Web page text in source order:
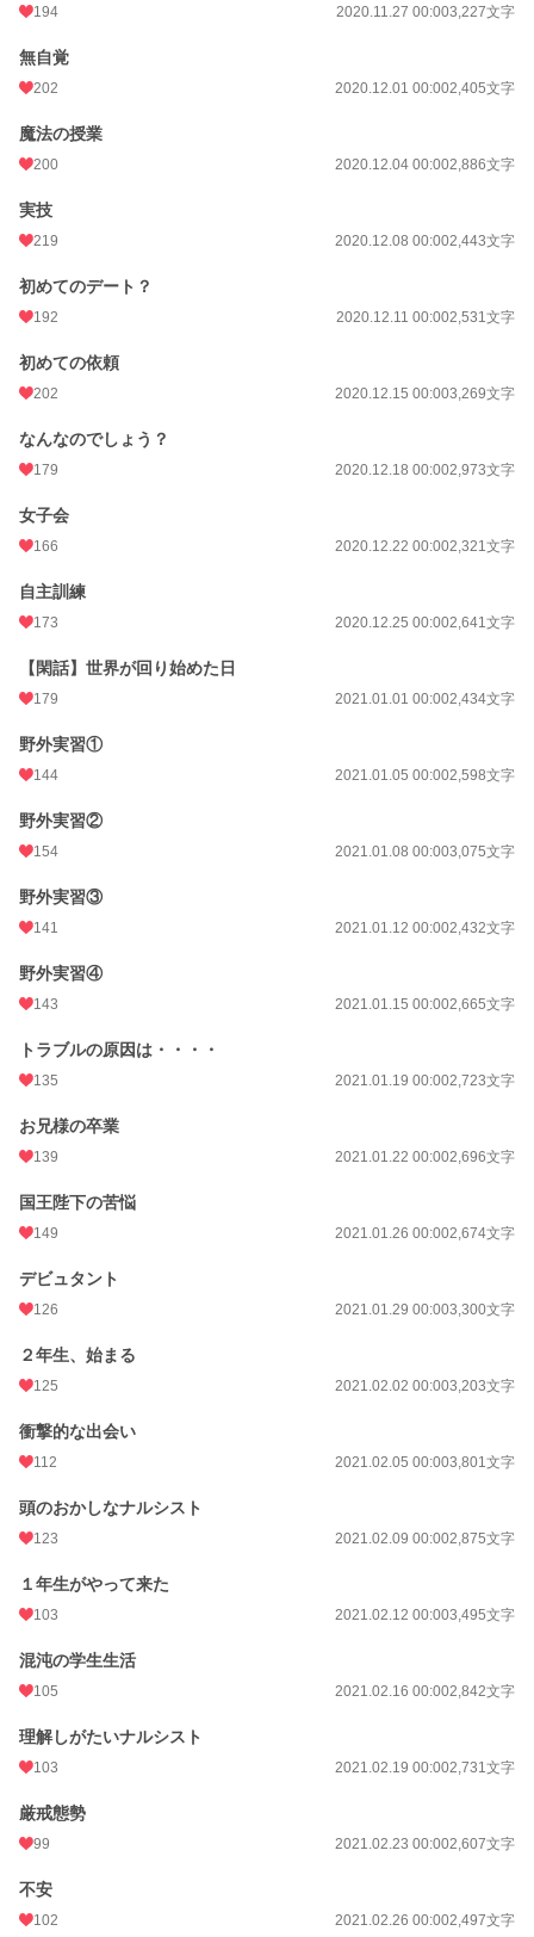
194 2020.11.27 00:003,227文字
無自覚
202 2020.12.01 00:002,405文字
魔法の授業
200 2020.12.04 00:002,886文字
実技
219 2020.12.08 00:002,443文字
初めてのデート？
192 2020.12.11 00:002,531文字
初めての依頼
202 2020.12.15 00:003,269文字
なんなのでしょう？
179 2020.12.18 00:002,973文字
女子会
166 2020.12.22 00:002,321文字
自主訓練
173 2020.12.25 00:002,641文字
【閑話】世界が回り始めた日
179 2021.01.01 00:002,434文字
野外実習①
144 2021.01.05 00:002,598文字
野外実習②
154 2021.01.08 00:003,075文字
野外実習③
141 2021.01.12 00:002,432文字
野外実習④
143 2021.01.15 00:002,665文字
トラブルの原因は・・・・
135 2021.01.19 00:002,723文字
お兄様の卒業
139 2021.01.22 00:002,696文字
国王陛下の苦悩
149 2021.01.26 00:002,674文字
デビュタント
126 2021.01.29 00:003,300文字
２年生、始まる
125 2021.02.02 00:003,203文字
衝撃的な出会い
112 2021.02.05 00:003,801文字
頭のおかしなナルシスト
123 2021.02.09 00:002,875文字
１年生がやって来た
103 2021.02.12 00:003,495文字
混沌の学生生活
105 2021.02.16 00:002,842文字
理解しがたいナルシスト
103 2021.02.19 00:002,731文字
厳戒態勢
99 2021.02.23 00:002,607文字
不安
102 2021.02.26 00:002,497文字